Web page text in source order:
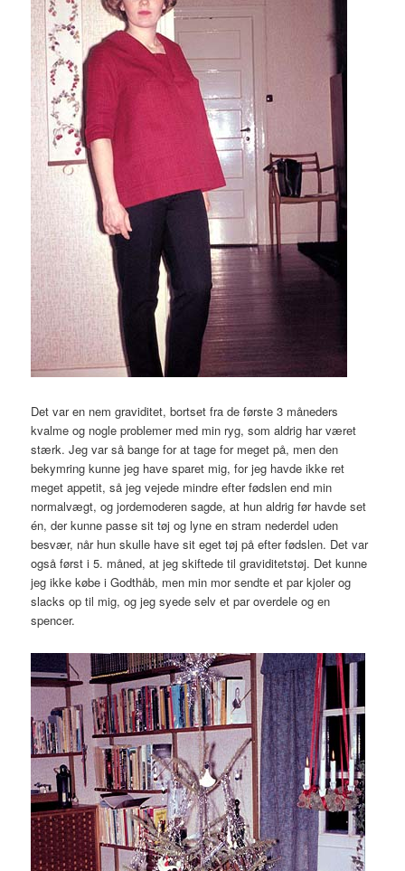
Det var en nem graviditet, bortset fra de første 3 måneders
kvalme og nogle problemer med min ryg, som aldrig har været
stærk. Jeg var så bange for at tage for meget på, men den
bekymring kunne jeg have sparet mig, for jeg havde ikke ret
meget appetit, så jeg vejede mindre efter fødslen end min
normalvægt, og jordemoderen sagde, at hun aldrig før havde set
én, der kunne passe sit tøj og lyne en stram nederdel uden
besvær, når hun skulle have sit eget tøj på efter fødslen. Det var
også først i 5. måned, at jeg skiftede til graviditetstøj. Det kunne
jeg ikke købe i Godthåb, men min mor sendte et par kjoler og
slacks op til mig, og jeg syede selv et par overdele og en
spencer.